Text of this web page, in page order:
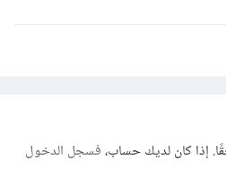
إذا كان لديك حساب،فسجل الدخول